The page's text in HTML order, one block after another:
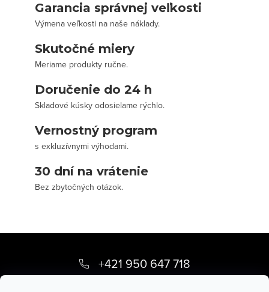
Garancia správnej veľkosti
Výmena veľkosti na naše náklady.
Skutočné miery
Meriame produkty ručne.
Doručenie do 24 h
Skladové kúsky odosielame rýchlo.
Vernostný program
s exkluzívnymi výhodami.
30 dní na vrátenie
Bez zbytočných otázok.
p
+421 950 647 718